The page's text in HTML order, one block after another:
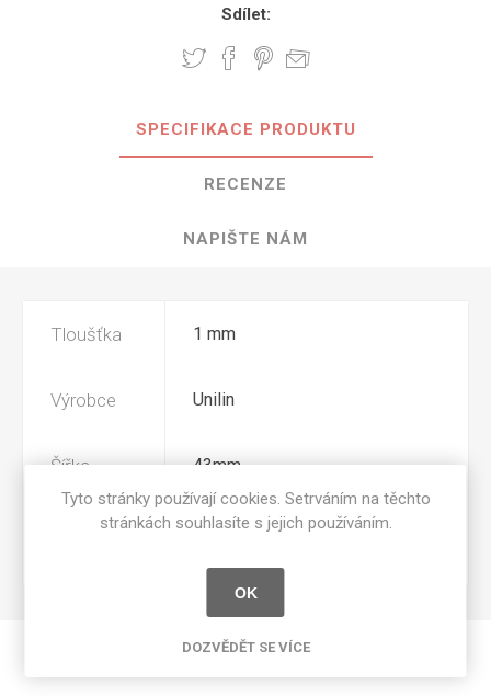
Sdílet:
SPECIFIKACE PRODUKTU
RECENZE
NAPIŠTE NÁM
Tloušťka 1 mm
Výrobce Unilin
Šířka 43mm
Povrchová
Tyto stránky používají cookies. Setrváním na těchto
stránkách souhlasíte s jejich používáním.
OK
DOZVĚDĚT SE VÍCE